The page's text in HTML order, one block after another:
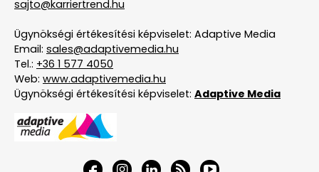
sajto@karriertrend.hu
Ügynökségi értékesítési képviselet: Adaptive Media
Email: sales@adaptivemedia.hu
Tel.: +36 1 577 4050
Web: www.adaptivemedia.hu
Ügynökségi értékesítési képviselet: Adaptive Media